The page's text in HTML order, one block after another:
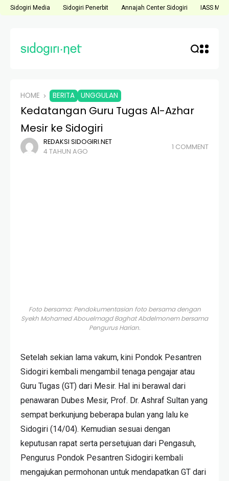
Sidogiri Media Sidogiri Penerbit Annajah Center Sidogiri IASS
HOME BERITA UNGGULAN
Kedatangan Guru Tugas Al-Azhar
Mesir ke Sidogiri
REDAKSI SIDOGIRI.NET
4 TAHUN AGO
1 COMMENT
Foto bersama: Pendokumentasian foto bersama dengan
Syekh Mohamed Abouelmagd Baghat Abdelmonem bersama
Pengurus Harian.
Setelah sekian lama vakum, kini Pondok Pesantren
Sidogiri kembali mengambil tenaga pengajar atau
Guru Tugas (GT) dari Mesir. Hal ini berawal dari
penawaran Dubes Mesir, Prof. Dr. Ashraf Sultan yang
sempat berkunjung beberapa bulan yang lalu ke
Sidogiri (14/04). Kemudian sesuai dengan
keputusan rapat serta persetujuan dari Pengasuh,
Pengurus Pondok Pesantren Sidogiri kembali
mengajukan permohonan untuk mendapatkan GT dari